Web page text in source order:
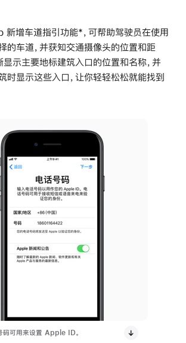
增车道指引功能*，可帮助驾驶员在使用
的车道，并获知交通摄像头的位置和距
显示主要地标建筑入口的位置和名称，并
时显示这些入口，让你轻轻松松就能找到
码可用来设置 Apple ID。